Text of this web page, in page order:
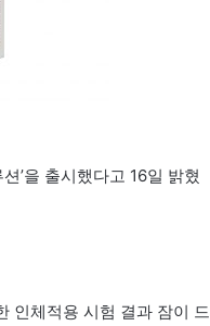
’을 출시했다고 16일 밝혔
인체적용 시험 결과 잠이 드